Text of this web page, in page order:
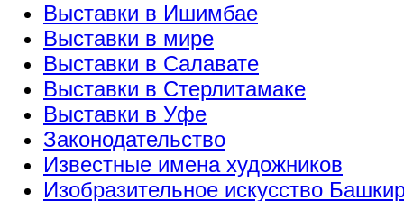
Выставки в Ишимбае
Выставки в мире
Выставки в Салавате
Выставки в Стерлитамаке
Выставки в Уфе
Законодательство
Известные имена художников
Изобразительное искусство